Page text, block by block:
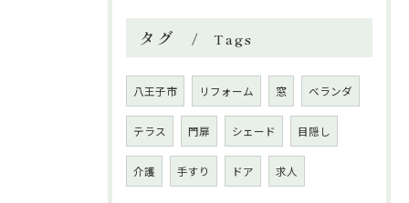
タグ Tags
八王子市 リフォーム 窓 ベランダ
テラス 門扉 シェード 目隠し
介護 手すり ドア 求人